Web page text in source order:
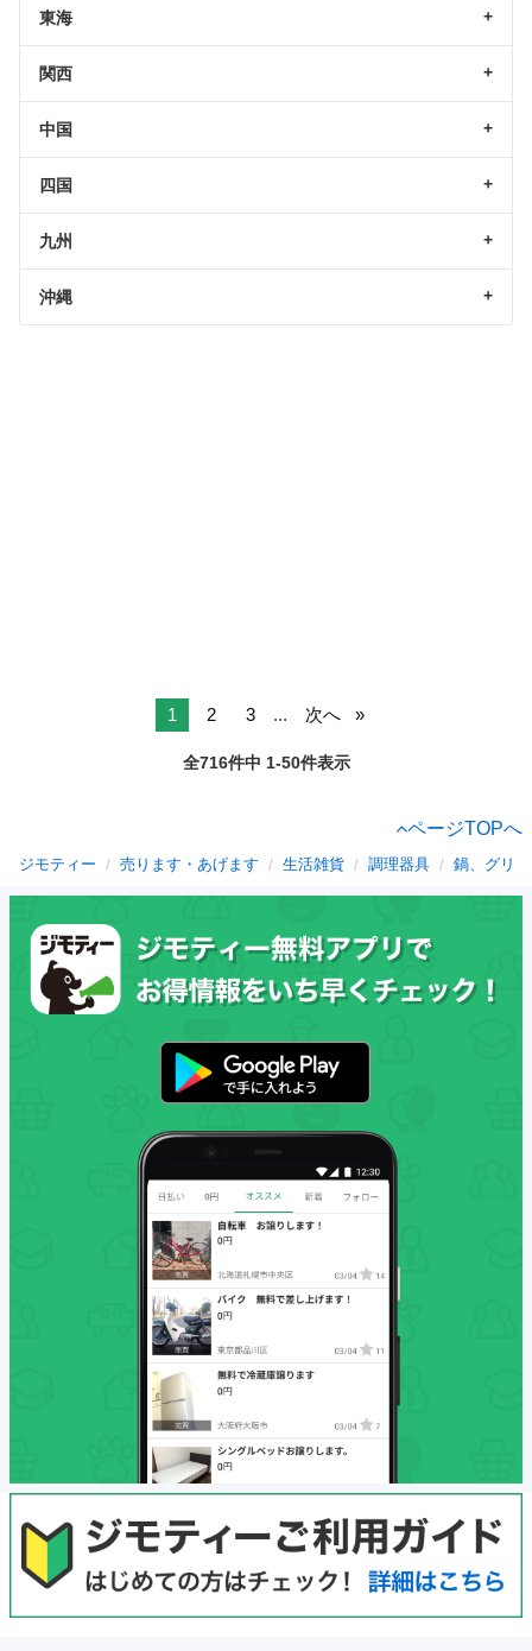
東海
関西
中国
四国
九州
沖縄
1 2 3 ... 次へ
全716件中 1-50件表示
ページTOPへ
ジモティー 売ります・あげます 生活雑貨 調理器具 鍋、グリル